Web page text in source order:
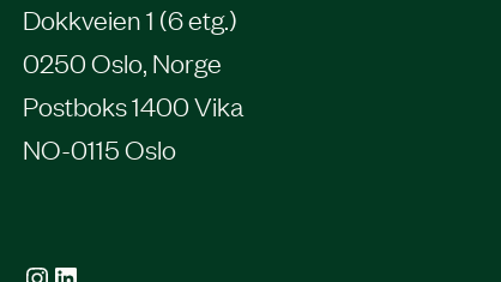
Dokkveien 1 (6 etg.)
0250 Oslo, Norge
Postboks 1400 Vika
NO-0115 Oslo